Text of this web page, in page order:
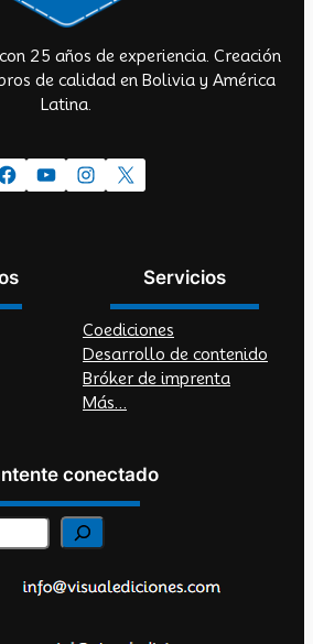
25 años de experiencia. Creación
de calidad en Bolivia y América
Latina.
YouTube Instagram X
Servicios
Coediciones
Desarrollo de contenido
Bróker de imprenta
Más…
conectado